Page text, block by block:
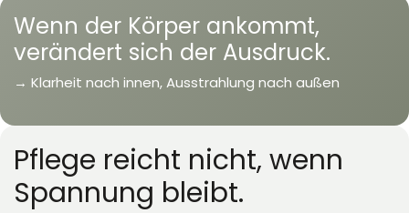
Pflege reicht nicht, wenn
Spannung bleibt.
Wenn der Körper ankommt,
verändert sich der Ausdruck.
→ Klarheit nach innen, Ausstrahlung nach außen